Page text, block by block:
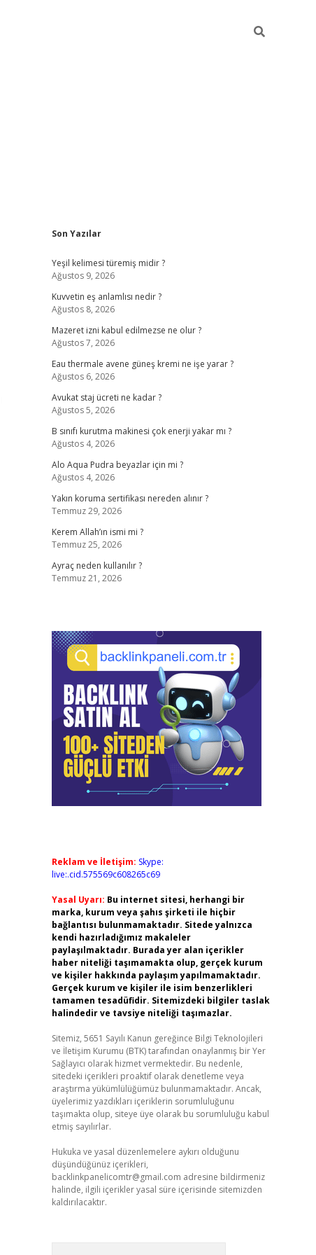
Sidebar
Son Yazılar
Yeşil kelimesi türemiş midir ?
Ağustos 9, 2026
Kuvvetin eş anlamlısı nedir ?
Ağustos 8, 2026
Mazeret izni kabul edilmezse ne olur ?
Ağustos 7, 2026
Eau thermale avene güneş kremi ne işe yarar ?
Ağustos 6, 2026
Avukat staj ücreti ne kadar ?
Ağustos 5, 2026
B sınıfı kurutma makinesi çok enerji yakar mı ?
Ağustos 4, 2026
Alo Aqua Pudra beyazlar için mi ?
Ağustos 4, 2026
Yakın koruma sertifikası nereden alınır ?
Temmuz 29, 2026
Kerem Allah’ın ismi mi ?
Temmuz 25, 2026
Ayraç neden kullanılır ?
Temmuz 21, 2026
Reklam ve İletişim: Skype:
live:.cid.575569c608265c69
Yasal Uyarı: Bu internet sitesi, herhangi bir
marka, kurum veya şahıs şirketi ile hiçbir
bağlantısı bulunmamaktadır. Sitede yalnızca
kendi hazırladığımız makaleler
paylaşılmaktadır. Burada yer alan içerikler
haber niteliği taşımamakta olup, gerçek kurum
ve kişiler hakkında paylaşım yapılmamaktadır.
Gerçek kurum ve kişiler ile isim benzerlikleri
tamamen tesadüfidir. Sitemizdeki bilgiler taslak
halindedir ve tavsiye niteliği taşımazlar.
Sitemiz, 5651 Sayılı Kanun gereğince Bilgi Teknolojileri
ve İletişim Kurumu (BTK) tarafından onaylanmış bir Yer
Sağlayıcı olarak hizmet vermektedir. Bu nedenle,
sitedeki içerikleri proaktif olarak denetleme veya
araştırma yükümlülüğümüz bulunmamaktadır. Ancak,
üyelerimiz yazdıkları içeriklerin sorumluluğunu
taşımakta olup, siteye üye olarak bu sorumluluğu kabul
etmiş sayılırlar.
Hukuka ve yasal düzenlemelere aykırı olduğunu
düşündüğünüz içerikleri,
backlinkpanelicomtr@gmail.com adresine bildirmeniz
halinde, ilgili içerikler yasal süre içerisinde sitemizden
kaldırılacaktır.